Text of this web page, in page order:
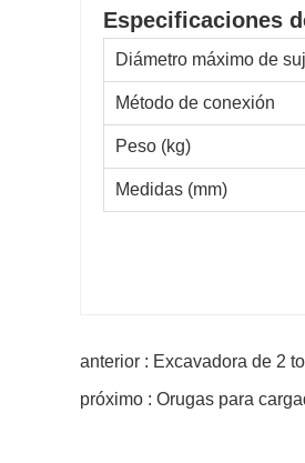
Especificaciones
Diámetro máximo de
Método de conexión
Peso (kg)
Medidas (mm)
anterior : Excavadora de 2
próximo : Orugas para